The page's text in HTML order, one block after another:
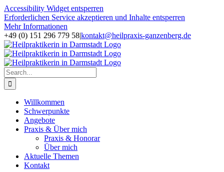
Accessibility Widget entsperren
Erforderlichen Service akzeptieren und Inhalte entsperren
Mehr Informationen
Skip
to
content
+49 (0) 151 296 779 58|kontakt@heilpraxis-ganzenberg.de
Facebook
Instagram
Search
for:
Willkommen
Schwerpunkte
Angebote
Praxis & Über mich
Praxis & Honorar
Über mich
Aktuelle Themen
Kontakt